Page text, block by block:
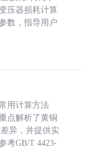
压器损耗计算
数，指导用户
用计算方法
点解析了黄铜
异，并提供实
考GB/T 4423-